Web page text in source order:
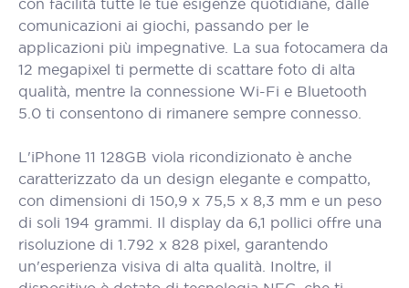
con facilità tutte le tue esigenze quotidiane, dalle
comunicazioni ai giochi, passando per le
applicazioni più impegnative. La sua fotocamera da
12 megapixel ti permette di scattare foto di alta
qualità, mentre la connessione Wi-Fi e Bluetooth
5.0 ti consentono di rimanere sempre connesso.
L'iPhone 11 128GB viola ricondizionato è anche
caratterizzato da un design elegante e compatto,
con dimensioni di 150,9 x 75,5 x 8,3 mm e un peso
di soli 194 grammi. Il display da 6,1 pollici offre una
risoluzione di 1.792 x 828 pixel, garantendo
un'esperienza visiva di alta qualità. Inoltre, il